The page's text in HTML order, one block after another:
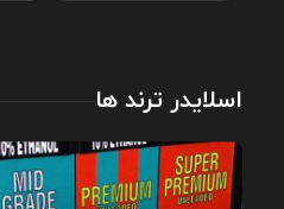
اسلایدر ترند ها